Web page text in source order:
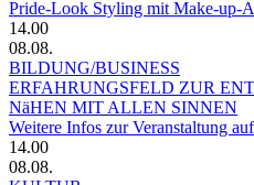
Pride-Look Styling mit Make-up-
14.00
08.08.
BILDUNG/BUSINESS
ERFAHRUNGSFELD ZUR
NäHEN MIT ALLEN SINNEN
Weitere Infos zur Veranstaltung
14.00
08.08.